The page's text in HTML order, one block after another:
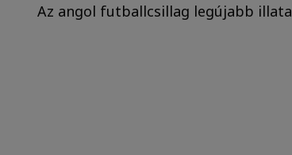
Az angol futballcsillag legújabb illata